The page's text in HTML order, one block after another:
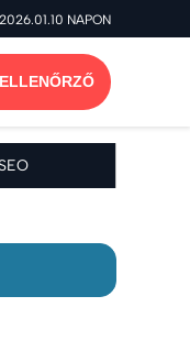
NAPON